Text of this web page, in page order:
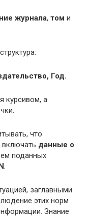
журнала, том и
Год.
курсивом, а
что
данные о
поданных
.
заглавными
этих норм
Знание